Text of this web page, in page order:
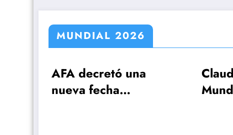
MUNDIAL 2026
una
Claudio Tapia: »El
Mundial se ganó